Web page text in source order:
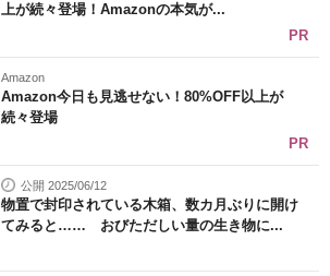
上が続々登場！Amazonの本気が...
PR
Amazon
Amazon今日も見逃せない！80%OFF以上が
続々登場
PR
公開 2025/06/12
物置で封印されている木箱、数カ月ぶりに開け
てみると…… おびただしい量の生き物に...